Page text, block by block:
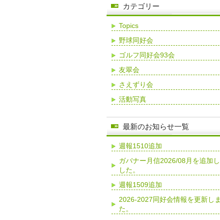
カテゴリー
Topics
野球同好会
ゴルフ同好会93会
友翠会
さえずり会
活動写真
最新のお知らせ一覧
週報1510追加
ガバナー月信2026/08月を追加し
した。
週報1509追加
2026-2027同好会情報を更新し
た。